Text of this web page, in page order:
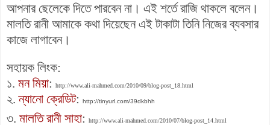
আপনার ছেলেকে দিতে পারবেন না। এই শর্তেরাজি থাকলে বলেন।
মালতি রানী আমাকে কথা দিয়েছেন এই টাকাটা তিনি নিজের ব্যবসার
কাজে লাগাবেন।
সহায়ক লিংক:
১. মন মিয়া: http://www.ali-mahmed.com/2010/09/blog-post_18.html
২.ন্যানো ক্রেডিট: http://tinyurl.com/39dkbhh
৩. মালতি রানী সাহা: http://www.ali-mahmed.com/2010/07/blog-post_14.html